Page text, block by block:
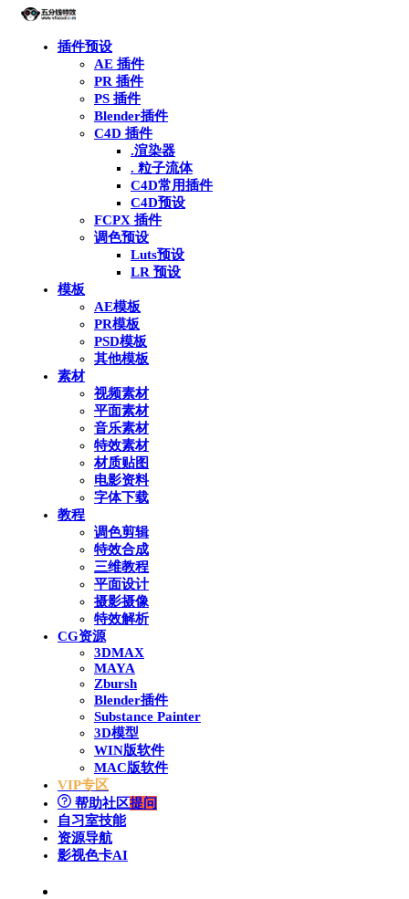
插件预设
AE 插件
PR 插件
PS 插件
Blender插件
C4D 插件
.渲染器
. 粒子流体
C4D常用插件
C4D预设
FCPX 插件
调色预设
Luts预设
LR 预设
模板
AE模板
PR模板
PSD模板
其他模板
素材
视频素材
平面素材
音乐素材
特效素材
材质贴图
电影资料
字体下载
教程
调色剪辑
特效合成
三维教程
平面设计
摄影摄像
特效解析
CG资源
3DMAX
MAYA
Zbursh
Blender插件
Substance Painter
3D模型
WIN版软件
MAC版软件
VIP专区
帮助社区提问
自习室技能
资源导航
影视色卡AI